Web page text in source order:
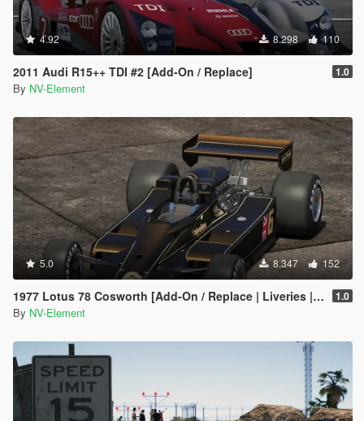
4.92 8.298 110
2011 Audi R15++ TDI #2 [Add-On / Replace] 1.0
By NV-Element
5.0 8.347 152
1977 Lotus 78 Cosworth [Add-On / Replace | Liveries | Template] 1.0
By NV-Element